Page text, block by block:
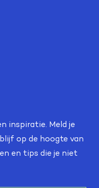
inspiratie. Meld je
op de hoogte van
en tips die je niet